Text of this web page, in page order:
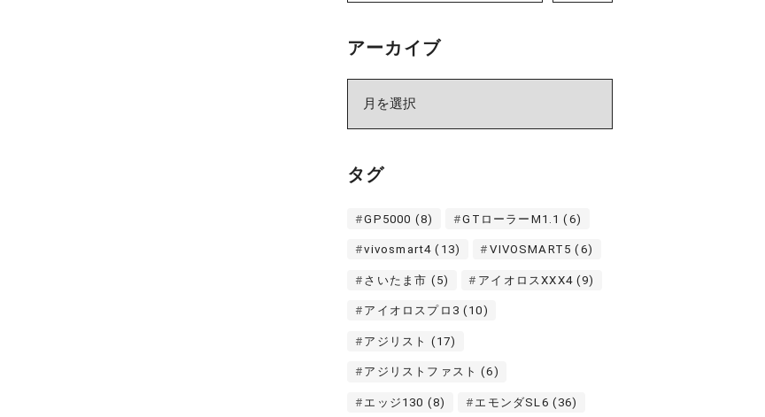
アーカイブ
イ
タグ
GP5000 (8) GTローラーM1.1 (6)
vivosmart4 (13) VIVOSMART5 (6)
さいたま市 (5) アイオロスXXX4(9)
アイオロスプロ3 (10)
アジリスト (17)
アジリストファスト (6)
エッジ130 (8) エモンダSL6 (36)